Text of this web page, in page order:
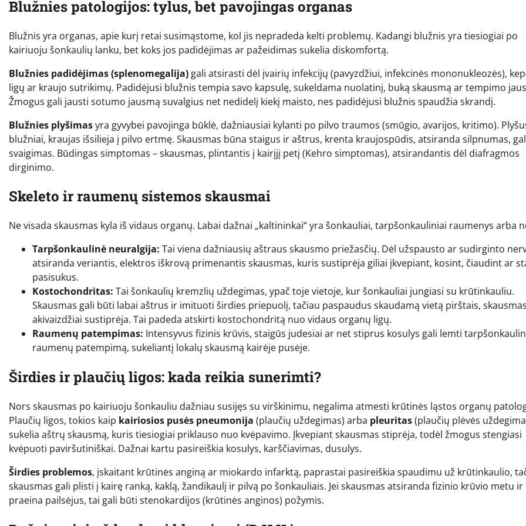
Blužnies patologijos: tylus, bet pavojingas organas
Blužnis yra organas, apie kurį retai susimąstome, kol jis nepradeda kelti problemų. Kadangi blužnis yra tiesiogiai po
kairiuoju šonkaulių lanku, bet koks jos padidėjimas ar pažeidimas sukelia diskomfortą.
Blužnies padidėjimas (splenomegalija) gali atsirasti dėl įvairių infekcijų (pavyzdžiui, infekcinės mononukleozės),
ligų ar kraujo sutrikimų. Padidėjusi blužnis tempia savo kapsulę, sukeldama nuolatinį, buką skausmą ar tempimo
Žmogus gali jausti sotumo jausmą suvalgius net nedidelį kiekį maisto, nes padidėjusi blužnis spaudžia skrandį.
Blužnies plyšimasyra gyvybei pavojinga būklė, dažniausiai kylanti po pilvo traumos (smūgio, avarijos, kritimo).
blužniai, kraujas išsilieja į pilvo ertmę. Skausmas būna staigus ir aštrus, krenta kraujospūdis, atsiranda silpnumas,
svaigimas. Būdingas simptomas – skausmas, plintantis į kairįjį petį (Kehro simptomas), atsirandantis dėl diafragmos
dirginimo.
Skeleto ir raumenų sistemos skausmai
Ne visada skausmas kyla iš vidaus organų. Labai dažnai „kaltininkai“ yra šonkauliai, tarpšonkauliniai raumenys arba
Tarpšonkaulinė neuralgija: Tai viena dažniausių aštraus skausmo priežasčių. Dėl užspausto ar sudirginto
atsiranda veriantis, elektros iškrovą primenantis skausmas, kuris sustiprėja giliai įkvepiant, kosint, čiaudint ar
pasisukus.
Kostochondritas: Tai šonkaulių kremzlių uždegimas, ypač toje vietoje, kur šonkauliai jungiasi su krūtinkauliu.
Skausmas gali būti labai aštrus ir imituoti širdies priepuolį, tačiau paspaudus skaudamą vietą pirštais, skausmas
akivaizdžiai sustiprėja. Tai padeda atskirti kostochondritą nuo vidaus organų ligų.
Raumenų patempimas: Intensyvus fizinis krūvis, staigūs judesiai ar net stiprus kosulys gali lemti
raumenų patempimą, sukeliantį lokalų skausmą kairėje pusėje.
Širdies ir plaučių ligos: kada reikia sunerimti?
Nors skausmas po kairiuoju šonkauliu dažniau susijęs su virškinimu, negalima atmesti krūtinės ląstos organų
Plaučių ligos, tokios kaip kairiosios pusės pneumonija (plaučių uždegimas) arba pleuritas(plaučių plėvės
sukelia aštrų skausmą, kuris tiesiogiai priklauso nuo kvėpavimo. Įkvepiant skausmas stiprėja, todėl žmogus stengiasi
kvėpuoti paviršutiniškai. Dažnai kartu pasireiškia kosulys, karščiavimas, dusulys.
Širdies problemos, įskaitant krūtinės anginą ar miokardo infarktą, paprastai pasireiškia spaudimu už krūtinkaulio,
skausmas gali plisti į kairę ranką, kaklą, žandikaulį ir pilvą po šonkauliais. Jei skausmas atsiranda fizinio krūvio metu ir
praeina pailsėjus, tai gali būti stenokardijos (krūtinės anginos) požymis.